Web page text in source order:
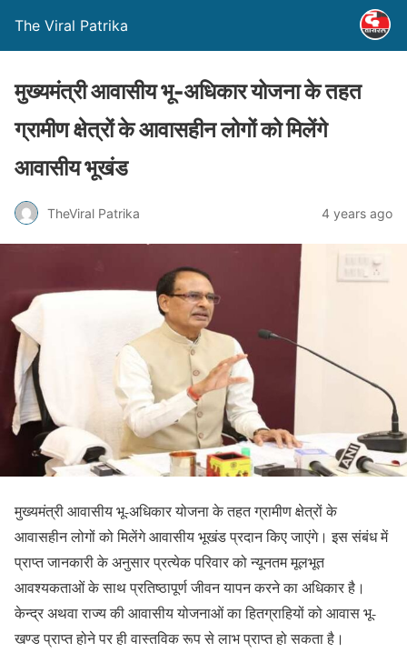
The Viral Patrika
मुख्यमंत्री आवासीय भू-अधिकार योजना के तहत
ग्रामीण क्षेत्रों के आवासहीन लोगों को मिलेंगे
आवासीय भूखंड
TheViral Patrika 4 years ago
मुख्यमंत्री आवासीय भू-अधिकार योजना के तहत ग्रामीण क्षेत्रों के
आवासहीन लोगों को मिलेंगे आवासीय भूखंड प्रदान किए जाएंगे। इस संबंध में
प्राप्त जानकारी के अनुसार प्रत्येक परिवार को न्यूनतम मूलभूत
आवश्यकताओं के साथ प्रतिष्ठापूर्ण जीवन यापन करने का अधिकार है।
केन्द्र अथवा राज्य की आवासीय योजनाओं का हितग्राहियों को आवास भू-
खण्ड प्राप्त होने पर ही वास्तविक रूप से लाभ प्राप्त हो सकता है।